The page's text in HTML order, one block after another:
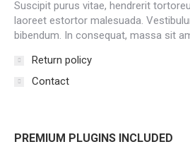
Suscipit purus vitae, hendrerit
laoreet estortor malesuada.
bibendum. In consequat, massa sit
Return policy
Contact
PREMIUM PLUGINS INCLUDED